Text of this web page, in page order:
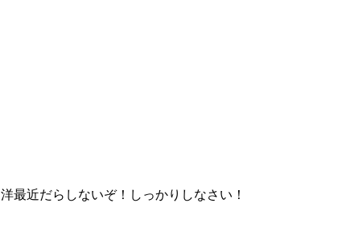
最近だらしないぞ！しっかりしなさい！